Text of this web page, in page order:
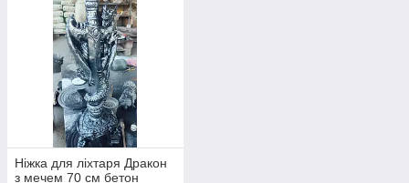
Ніжка для ліхтаря Дракон
з мечем 70 см бетон